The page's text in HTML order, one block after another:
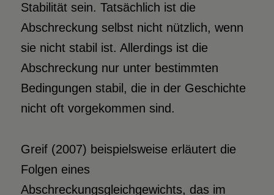
Stabilität sein. Tatsächlich ist die
Abschreckung selbst nicht nützlich, wenn
sie nicht stabil ist. Allerdings ist die
Abschreckung nur unter bestimmten
Bedingungen stabil, die in der Geschichte
nicht oft vorgekommen sind.
Greif (2007) beispielsweise erläutert die
Folgen eines
Abschreckungsgleichgewichts, das im